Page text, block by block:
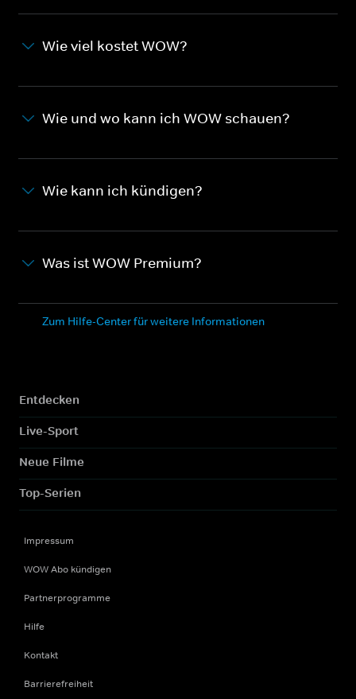
Wie viel kostet WOW?
Wie und wo kann ich WOW schauen?
Wie kann ich kündigen?
Was ist WOW Premium?
Zum Hilfe-Center für weitere Informationen
Entdecken
Live-Sport
Neue Filme
Top-Serien
Impressum
WOW Abo kündigen
Partnerprogramme
Hilfe
Kontakt
Barrierefreiheit